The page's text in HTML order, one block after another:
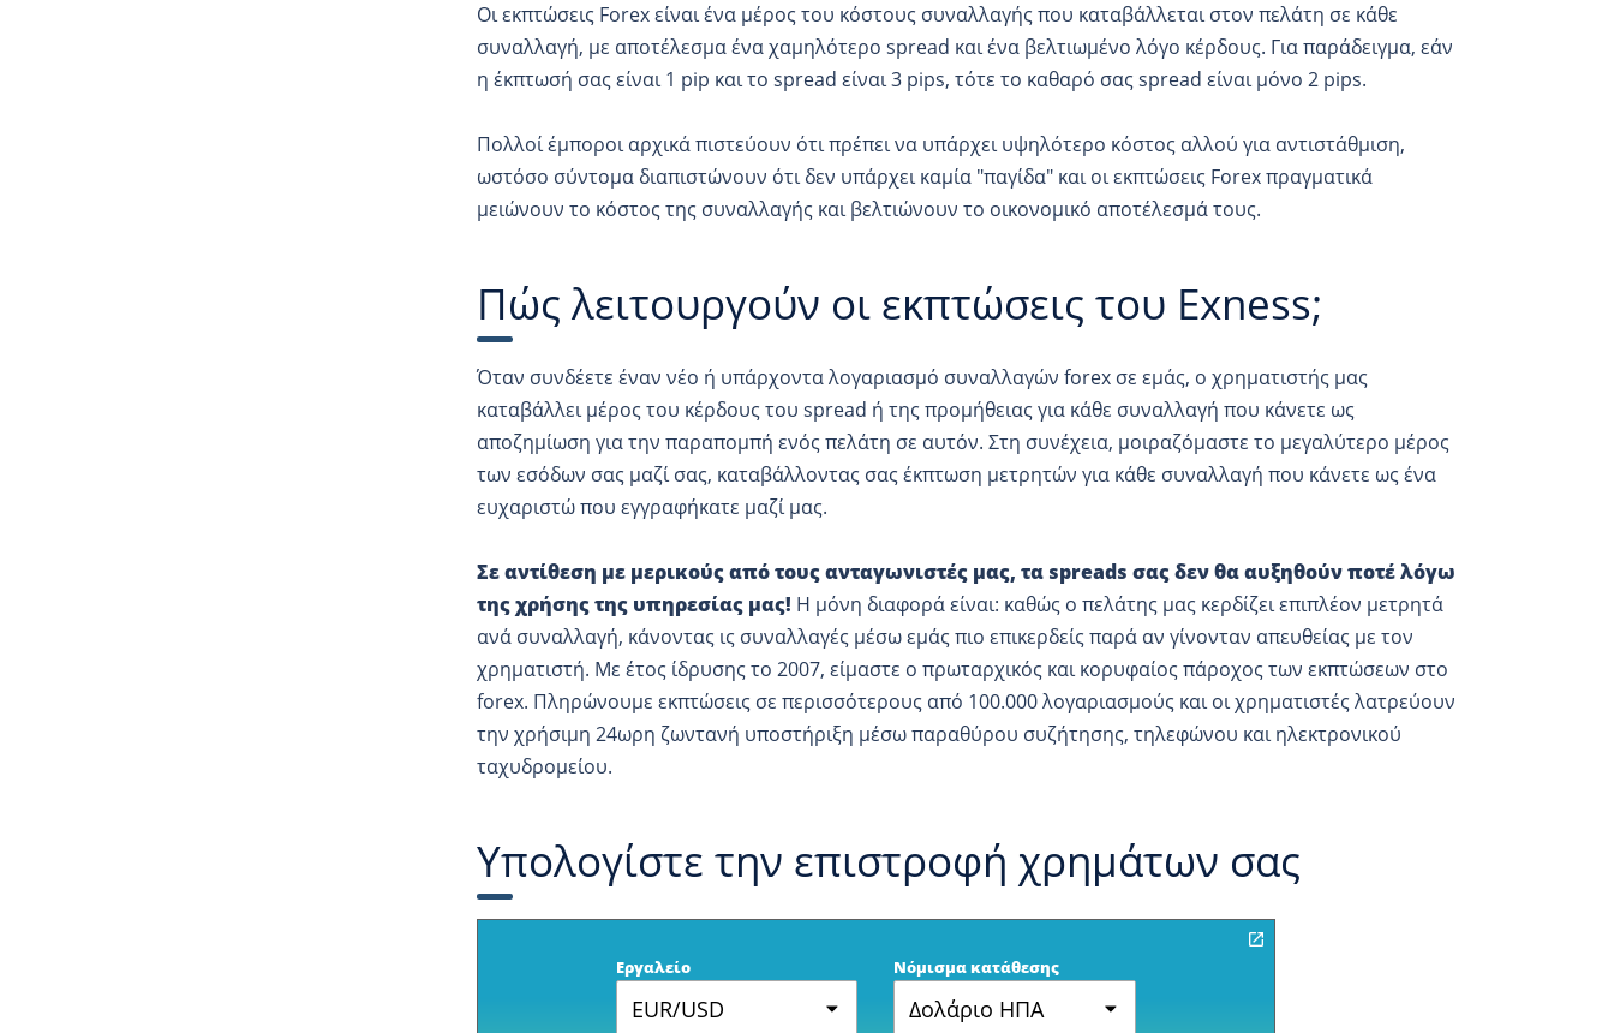
Οι εκπτώσεις Forex είναι ένα μέρος του κόστους συναλλαγής που καταβάλλεται στον πελάτη σε κάθε
συναλλαγή, με αποτέλεσμα ένα χαμηλότερο spread και ένα βελτιωμένο λόγο κέρδους. Για παράδειγμα, εάν
η έκπτωσή σας είναι 1 pip και το spread είναι 3 pips, τότε το καθαρό σας spread είναι μόνο 2 pips.
Πολλοί έμποροι αρχικά πιστεύουν ότι πρέπει να υπάρχει υψηλότερο κόστος αλλού για αντιστάθμιση,
ωστόσο σύντομα διαπιστώνουν ότι δεν υπάρχει καμία "παγίδα" και οι εκπτώσεις Forex πραγματικά
μειώνουν το κόστος της συναλλαγής και βελτιώνουν το οικονομικό αποτέλεσμά τους.
Πώς λειτουργούν οι εκπτώσεις του Exness;
Όταν συνδέετε έναν νέο ή υπάρχοντα λογαριασμό συναλλαγών forex σε εμάς, ο χρηματιστής μας
καταβάλλει μέρος του κέρδους του spread ή της προμήθειας για κάθε συναλλαγή που κάνετε ως
αποζημίωση για την παραπομπή ενός πελάτη σε αυτόν. Στη συνέχεια, μοιραζόμαστε το μεγαλύτερο μέρος
των εσόδων σας μαζί σας, καταβάλλοντας σας έκπτωση μετρητών για κάθε συναλλαγή που κάνετε ως ένα
ευχαριστώ που εγγραφήκατε μαζί μας.
Σε αντίθεση με μερικούς από τους ανταγωνιστές μας, τα spreads σας δεν θα αυξηθούν ποτέ λόγω
της χρήσης της υπηρεσίας μας! Η μόνη διαφορά είναι: καθώς ο πελάτης μας κερδίζει επιπλέον μετρητά
ανά συναλλαγή, κάνοντας ις συναλλαγές μέσω εμάς πιο επικερδείς παρά αν γίνονταν απευθείας με τον
χρηματιστή. Με έτος ίδρυσης το 2007, είμαστε ο πρωταρχικός και κορυφαίος πάροχος των εκπτώσεων στο
forex. Πληρώνουμε εκπτώσεις σε περισσότερους από 100.000 λογαριασμούς και οι χρηματιστές λατρεύουν
την χρήσιμη 24ωρη ζωντανή υποστήριξη μέσω παραθύρου συζήτησης, τηλεφώνου και ηλεκτρονικού
ταχυδρομείου.
Υπολογίστε την επιστροφή χρημάτων σας
Εργαλείο
EUR/USD
Νόμισμα κατάθεσης
Δολάριο ΗΠΑ